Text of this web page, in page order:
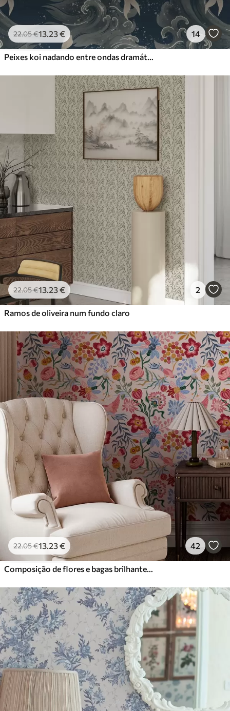
22.05€13.23€ 14
Peixes koi nadando entre ondas dramáticas do oceano
22.05€13.23€ 2
Ramos de oliveira num fundo claro
22.05€13.23€ 42
Composição de flores e bagas brilhantes com papagaios